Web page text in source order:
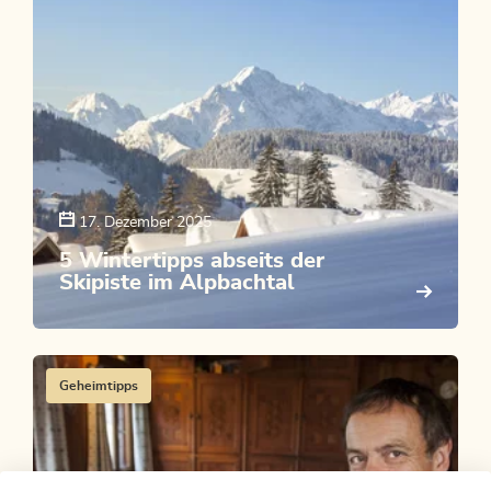
17. Dezember 2025
5 Wintertipps abseits der
Skipiste im Alpbachtal
Geheimtipps